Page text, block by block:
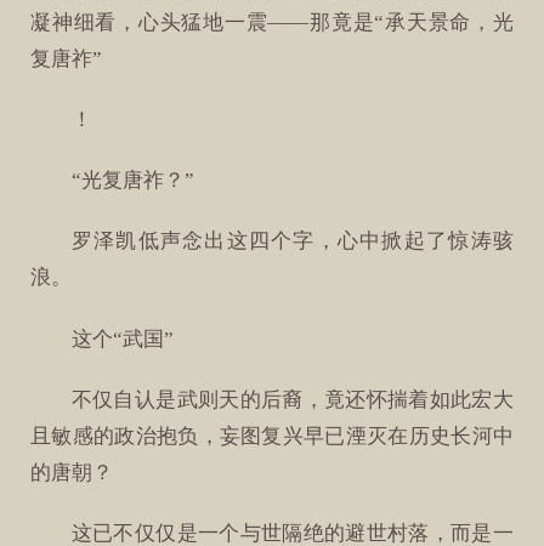
凝神细看，心头猛地一震——那竟是“承天景命，光
复唐祚”
！
“光复唐祚？”
罗泽凯低声念出这四个字，心中掀起了惊涛骇
浪。
这个“武国”
不仅自认是武则天的后裔，竟还怀揣着如此宏大
且敏感的政治抱负，妄图复兴早已湮灭在历史长河中
的唐朝？
这已不仅仅是一个与世隔绝的避世村落，而是一